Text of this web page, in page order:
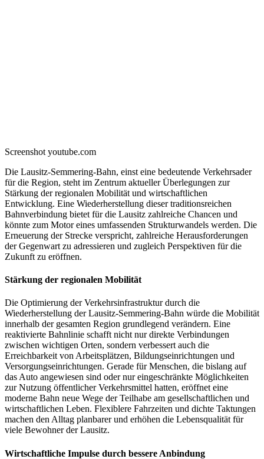
Screenshot youtube.com
Die Lausitz-Semmering-Bahn, einst eine bedeutende Verkehrsader
für die Region, steht im Zentrum aktueller Überlegungen zur
Stärkung der regionalen Mobilität und wirtschaftlichen
Entwicklung. Eine Wiederherstellung dieser traditionsreichen
Bahnverbindung bietet für die Lausitz zahlreiche Chancen und
könnte zum Motor eines umfassenden Strukturwandels werden. Die
Erneuerung der Strecke verspricht, zahlreiche Herausforderungen
der Gegenwart zu adressieren und zugleich Perspektiven für die
Zukunft zu eröffnen.
Stärkung der regionalen Mobilität
Die Optimierung der Verkehrsinfrastruktur durch die
Wiederherstellung der Lausitz-Semmering-Bahn würde die Mobilität
innerhalb der gesamten Region grundlegend verändern. Eine
reaktivierte Bahnlinie schafft nicht nur direkte Verbindungen
zwischen wichtigen Orten, sondern verbessert auch die
Erreichbarkeit von Arbeitsplätzen, Bildungseinrichtungen und
Versorgungseinrichtungen. Gerade für Menschen, die bislang auf
das Auto angewiesen sind oder nur eingeschränkte Möglichkeiten
zur Nutzung öffentlicher Verkehrsmittel hatten, eröffnet eine
moderne Bahn neue Wege der Teilhabe am gesellschaftlichen und
wirtschaftlichen Leben. Flexiblere Fahrzeiten und dichte Taktungen
machen den Alltag planbarer und erhöhen die Lebensqualität für
viele Bewohner der Lausitz.
Wirtschaftliche Impulse durch bessere Anbindung